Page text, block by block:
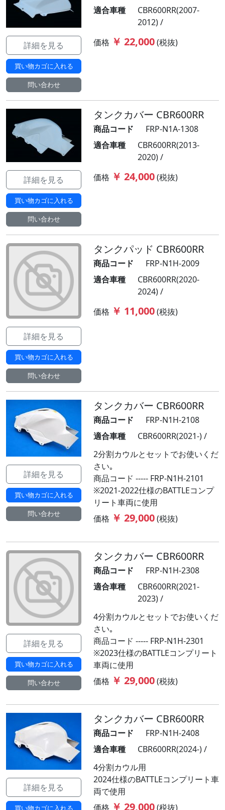
詳細を見る
買い物カゴに入れる
問い合わせ
適合車種
CBR600RR(2007-
2012) /
価格 ￥ 22,000(税抜)
詳細を見る
買い物カゴに入れる
問い合わせ
タンクカバー CBR600RR
商品コード
FRP-N1A-1308
適合車種
CBR600RR(2013-
2020) /
価格 ￥ 24,000(税抜)
詳細を見る
買い物カゴに入れる
問い合わせ
タンクパッド CBR600RR
商品コード
FRP-N1H-2009
適合車種
CBR600RR(2020-
2024) /
価格 ￥ 11,000(税抜)
詳細を見る
買い物カゴに入れる
問い合わせ
タンクカバー CBR600RR
商品コード
FRP-N1H-2108
適合車種
CBR600RR(2021-) /
2分割カウルとセットでお使いくだ
さい｡
商品コード ----- FRP-N1H-2101
※2021-2022仕様のBATTLEコンプ
リート車両に使用
価格 ￥ 29,000(税抜)
詳細を見る
買い物カゴに入れる
問い合わせ
タンクカバー CBR600RR
商品コード
FRP-N1H-2308
適合車種
CBR600RR(2021-
2023) /
4分割カウルとセットでお使いくだ
さい｡
商品コード ----- FRP-N1H-2301
※2023仕様のBATTLEコンプリート
車両に使用
価格 ￥ 29,000(税抜)
詳細を見る
買い物カゴに入れる
タンクカバー CBR600RR
商品コード
FRP-N1H-2408
適合車種
CBR600RR(2024-) /
4分割カウル用
2024仕様のBATTLEコンプリート車
両で使用
価格 ￥ 29,000(税抜)